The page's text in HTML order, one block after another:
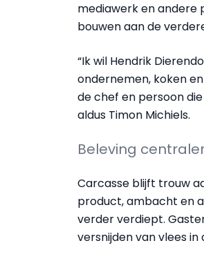
mediawerk en andere
bouwen aan de
“Ik wil Hendrik
ondernemen, koken
de chef en persoon
aldus Timon Michiels.
Beleving
Carcasse blijft trouw
product, ambacht en
verder verdiept.
versnijden van vlees